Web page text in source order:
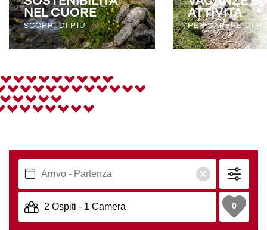
NEL CUORE
SCOPRI DI PIÙ
ATTIVITÀ
PER SAPERE DI